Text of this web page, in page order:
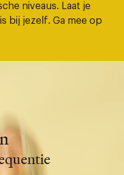
niveaus. Laat je
bij jezelf. Ga mee op